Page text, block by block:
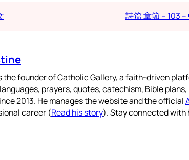
詩篇 章節 – 103
the founder of Catholic Gallery, a faith-driven
prayers, quotes, catechism, Bible
2013. He manages the website and the official
career (Read his story). Stay connected with